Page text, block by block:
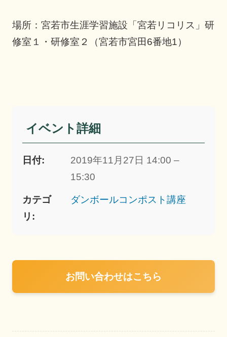
場所：宮若市生涯学習施設「宮若リコリス」研
修室１・研修室２（宮若市宮田6番地1）
イベント詳細
日付:
2019年11月27日 14:00 –
15:30
カテゴ
リ:
ダンボールコンポスト講座
お問い合わせはこちら